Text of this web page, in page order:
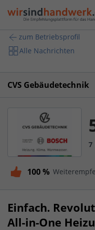
zum Betriebsprofil
Alle Nachrichten
CVS Gebäudetechnik
7
100 %
Einfach.
All-in-One